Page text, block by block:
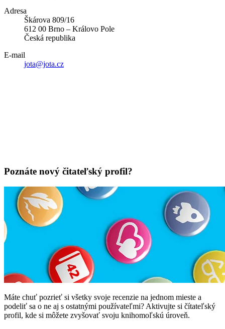
Adresa
Škárova 809/16
612 00 Brno – Královo Pole
Česká republika
E-mail
jota@jota.cz
Poznáte nový čitateľský profil?
Máte chuť pozrieť si všetky svoje recenzie na jednom mieste a
podeliť sa o ne aj s ostatnými používateľmi? Aktivujte si čítateľský
profil, kde si môžete zvyšovať svoju knihomoľskú úroveň.